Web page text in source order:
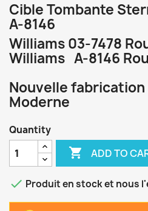
Cible Tombante
A-8146
Williams 03-7478
Williams A-8146
Nouvelle
Moderne
Quantity
 ADD TO
 Produit en stock et nous